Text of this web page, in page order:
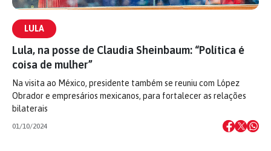
LULA
Lula, na posse de Claudia Sheinbaum: “Política é
coisa de mulher”
Na visita ao México, presidente também se reuniu com López
Obrador e empresários mexicanos, para fortalecer as relações
bilaterais
01/10/2024